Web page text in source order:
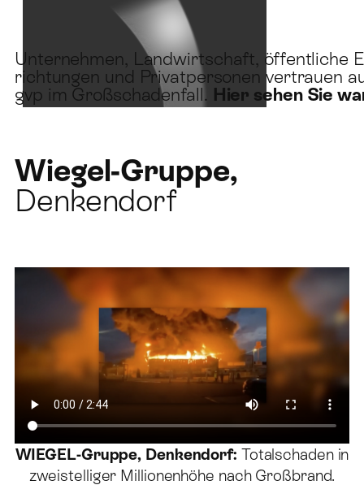
Unternehmen, Landwirtschaft, öffentliche
richtungen und Privatpersonen vertrauen
gvp im Großschadenfall. Hier sehen Sie
Wiegel-Gruppe,
Denkendorf
WIEGEL-Gruppe, Denkendorf: Totalschaden in
zweistelliger Millionenhöhe nach Großbrand.